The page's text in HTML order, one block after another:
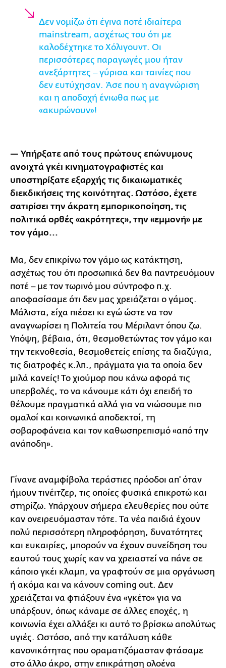
Δεν νομίζω ότι έγινα ποτέ ιδιαίτερα
mainstream, ασχέτως του ότι με
καλοδέχτηκε το Χόλιγουντ. Οι
περισσότερες παραγωγές μου ήταν
ανεξάρτητες ‒ γύρισα και ταινίες που
δεν ευτύχησαν. Άσε που η αναγνώριση
και η αποδοχή ένιωθα πως με
«ακυρώνουν»!
— Υπήρξατε από τους πρώτους επώνυμους
ανοιχτά γκέι κινηματογραφιστές και
υποστηρίξατε εξαρχής τις δικαιωματικές
διεκδικήσεις της κοινότητας. Ωστόσο, έχετε
σατιρίσει την άκρατη εμπορικοποίηση, τις
πολιτικά ορθές «ακρότητες», την «εμμονή» με
τον γάμο...
Μα, δεν επικρίνω τον γάμο ως κατάκτηση,
ασχέτως του ότι προσωπικά δεν θα παντρευόμουν
ποτέ ‒ με τον τωρινό μου σύντροφο π.χ.
αποφασίσαμε ότι δεν μας χρειάζεται ο γάμος.
Μάλιστα, είχα πιέσει κι εγώ ώστε να τον
αναγνωρίσει η Πολιτεία του Μέριλαντ όπου ζω.
Υπόψη, βέβαια, ότι, θεσμοθετώντας τον γάμο και
την τεκνοθεσία, θεσμοθετείς επίσης τα διαζύγια,
τις διατροφές κ.λπ., πράγματα για τα οποία δεν
μιλά κανείς! Το χιούμορ που κάνω αφορά τις
υπερβολές, το να κάνουμε κάτι όχι επειδή το
θέλουμε πραγματικά αλλά για να νιώσουμε πιο
ομαλοί και κοινωνικά αποδεκτοί, τη
σοβαροφάνεια και τον καθωσπρεπισμό «από την
ανάποδη».
Γίνανε αναμφίβολα τεράστιες πρόοδοι απ' όταν
ήμουν τινέιτζερ, τις οποίες φυσικά επικροτώ και
στηρίζω. Υπάρχουν σήμερα ελευθερίες που ούτε
καν ονειρευόμασταν τότε. Τα νέα παιδιά έχουν
πολύ περισσότερη πληροφόρηση, δυνατότητες
και ευκαιρίες, μπορούν να έχουν συνείδηση του
εαυτού τους χωρίς καν να χρειαστεί να πάνε σε
κάποιο γκέι κλαμπ, να γραφτούν σε μια οργάνωση
ή ακόμα και να κάνουν coming out. Δεν
χρειάζεται να φτιάξουν ένα «γκέτο» για να
υπάρξουν, όπως κάναμε σε άλλες εποχές, η
κοινωνία έχει αλλάξει κι αυτό το βρίσκω απολύτως
υγιές. Ωστόσο, από την κατάλυση κάθε
κανονικότητας που οραματιζόμασταν φτάσαμε
στο άλλο άκρο, στην επικράτηση ολοένα